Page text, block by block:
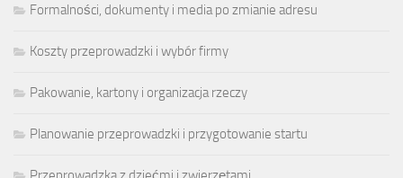
Formalności, dokumenty i media po zmianie adresu
Koszty przeprowadzki i wybór firmy
Pakowanie, kartony i organizacja rzeczy
Planowanie przeprowadzki i przygotowanie startu